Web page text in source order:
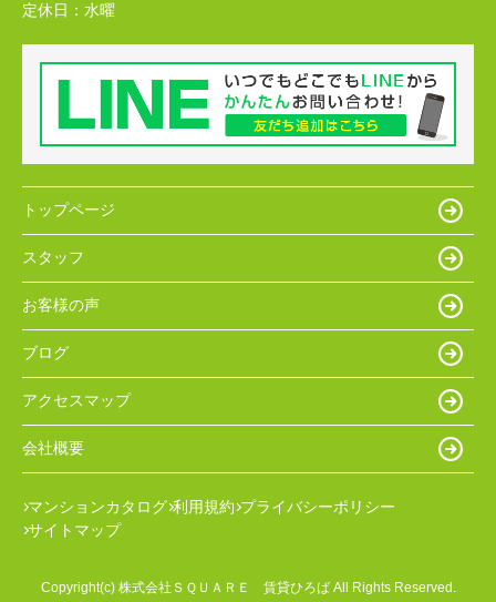
定休日： 水曜
トップページ
スタッフ
お客様の声
ブログ
アクセスマップ
会社概要
マンションカタログ 利用規約 プライバシーポリシー
サイトマップ
Copyright(c) 株式会社ＳＱＵＡＲＥ 賃貸ひろば All Rights Reserved.